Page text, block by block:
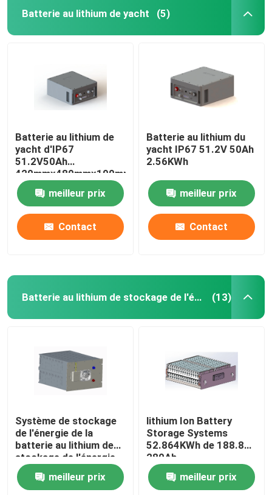
Batterie au lithium de yacht (5)
Batterie au lithium de
yacht d'IP67
51.2V50Ah
420mmx480mmx190mm
meilleur prix
Contact
Batterie au lithium du
yacht IP67 51.2V 50Ah
2.56KWh
meilleur prix
Contact
Batterie au lithium de stockage de l'énergie (13)
Système de stockage
de l'énergie de la
batterie au lithium de
stockage de l'énergie
16S1P 51.2V280Ah
14.336KWhmeilleur prix
lithium Ion Battery
Storage Systems
52.864KWh de 188.8V
280Ah
meilleur prix